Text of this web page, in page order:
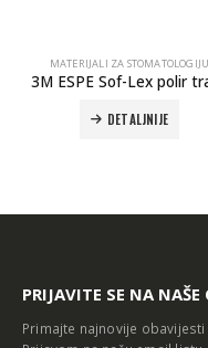
MATERIJALI ZA STOMATOLOGIJU
ESPE Sof-Lex polir traka
DETALJNIJE
PRIJAVITE SE NA NAŠE
Primajte najnovije